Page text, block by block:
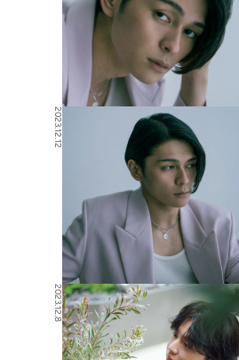
2023.12.12
2023.12.8